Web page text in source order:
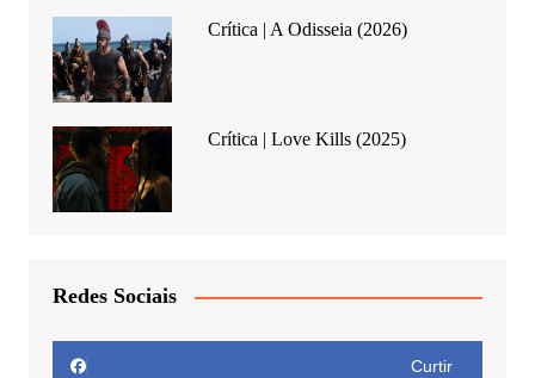
Crítica | A Odisseia (2026)
Crítica | Love Kills (2025)
Redes Sociais
Curtir